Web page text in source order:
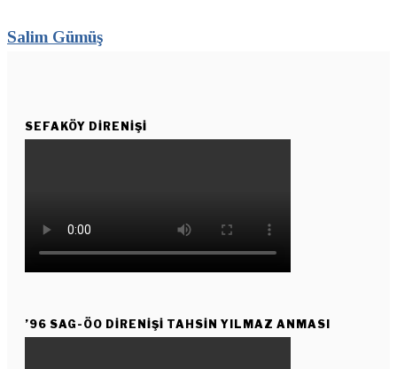
Salim Gümüş
SEFAKÖY DIRENIŞI
’96 SAG-ÖO DİRENİŞİ TAHSİN YILMAZ ANMASI